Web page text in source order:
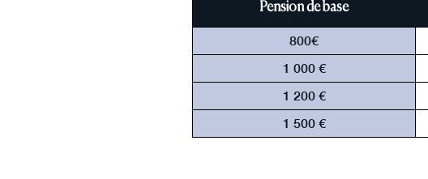
Pension de base
800€
1 000 €
1 200 €
1 500 €